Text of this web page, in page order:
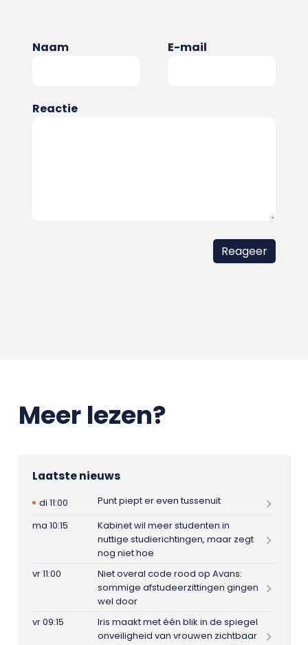
Naam E-mail
Reactie
Meer lezen?
Laatste nieuws
di 11:00
Punt piept er even tussenuit
ma 10:15
Kabinet wil meer studenten in
nuttige studierichtingen, maar zegt
nog niet hoe
vr 11:00
Niet overal code rood op Avans:
sommige afstudeerzittingen gingen
wel door
vr 09:15
Iris maakt met één blik in de spiegel
onveiligheid van vrouwen zichtbaar